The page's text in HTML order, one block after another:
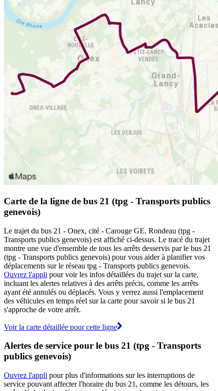
Carte de la ligne de bus 21 (tpg - Transports publics
genevois)
Le trajet du bus 21 - Onex, cité - Carouge GE, Rondeau (tpg -
Transports publics genevois) est affiché ci-dessus. Le tracé du trajet
montre une vue d'ensemble de tous les arrêts desservis par le bus 21
(tpg - Transports publics genevois) pour vous aider à planifier vos
déplacements sur le réseau tpg - Transports publics genevois.
Ouvrez l'appli pour voir les infos détaillées du trajet sur la carte,
incluant les alertes relatives à des arrêts précis, comme les arrêts
ayant été annulés ou déplacés. Vous y verrez aussi l'emplacement
des véhicules en temps réel sur la carte pour savoir si le bus 21
s'approche de votre arrêt.
Voir la carte détaillée pour cette ligne
Alertes de service pour le bus 21 (tpg - Transports
publics genevois)
Ouvrez l'appli pour plus d'informations sur les interruptions de
service pouvant affecter l'horaire du bus 21, comme les détours, les